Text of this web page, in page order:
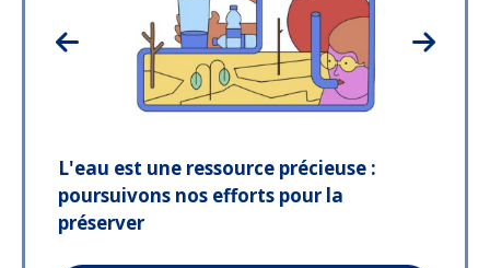
L'eau est une ressource précieuse :
poursuivons nos efforts pour la
préserver